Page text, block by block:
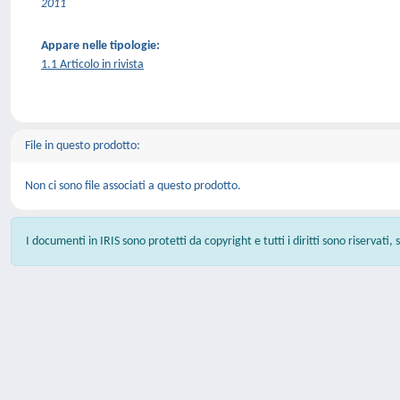
2011
Appare nelle tipologie:
1.1 Articolo in rivista
File in questo prodotto:
Non ci sono file associati a questo prodotto.
I documenti in IRIS sono protetti da copyright e tutti i diritti sono riservati,